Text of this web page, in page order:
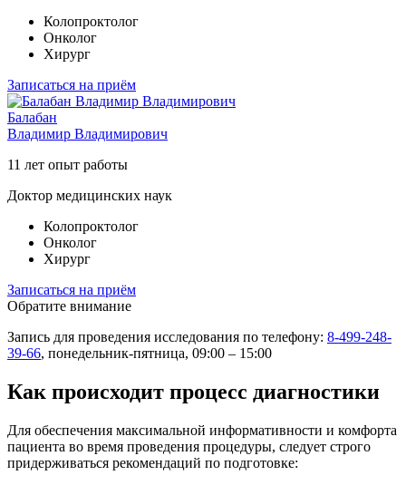
Колопроктолог
Онколог
Xирург
Записаться на приём
Балабан
Владимир Владимирович
11 лет опыт работы
Доктор медицинских наук
Колопроктолог
Онколог
Xирург
Записаться на приём
Обратите внимание
Запись для проведения исследования по телефону: 8-499-248-
39-66, понедельник-пятница, 09:00 – 15:00
Как происходит процесс диагностики
Для обеспечения максимальной информативности и комфорта
пациента во время проведения процедуры, следует строго
придерживаться рекомендаций по подготовке: